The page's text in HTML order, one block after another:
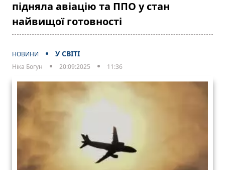
підняла авіацію та ППО у стан
найвищої готовності
НОВИНИ У СВІТІ
Ніка Богун 20:09:2025 11:36